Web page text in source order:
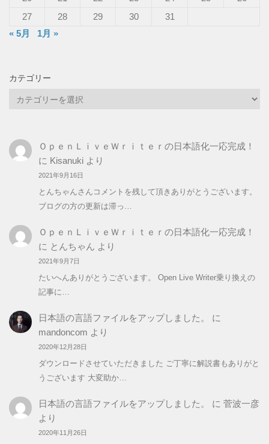
27
28 29 30
31
« 5月
1月 »
カテゴリー
リ
ー
ＯｐｅｎＬｉｖｅＷｒｉｔｅｒの日本語化一応完成！
に Kisanukiより
2021年9月16日
とんちゃんさんコメントを残して頂きありがとうございます。
ブログの方の更新は滞っ…
ＯｐｅｎＬｉｖｅＷｒｉｔｅｒの日本語化一応完成！
に とんちゃん より
2021年9月7日
たいへんありがとうございます。 Open Live Writer乗り換えの
記事に…
日本語の言語ファイルをアップしました。
に
mandoncom より
2020年12月28日
ダウンロードさせていただきました ご丁寧に解説書もありがと
うございます 大変助か…
日本語の言語ファイルをアップしました。 に 菅波一彦
より
2020年11月26日